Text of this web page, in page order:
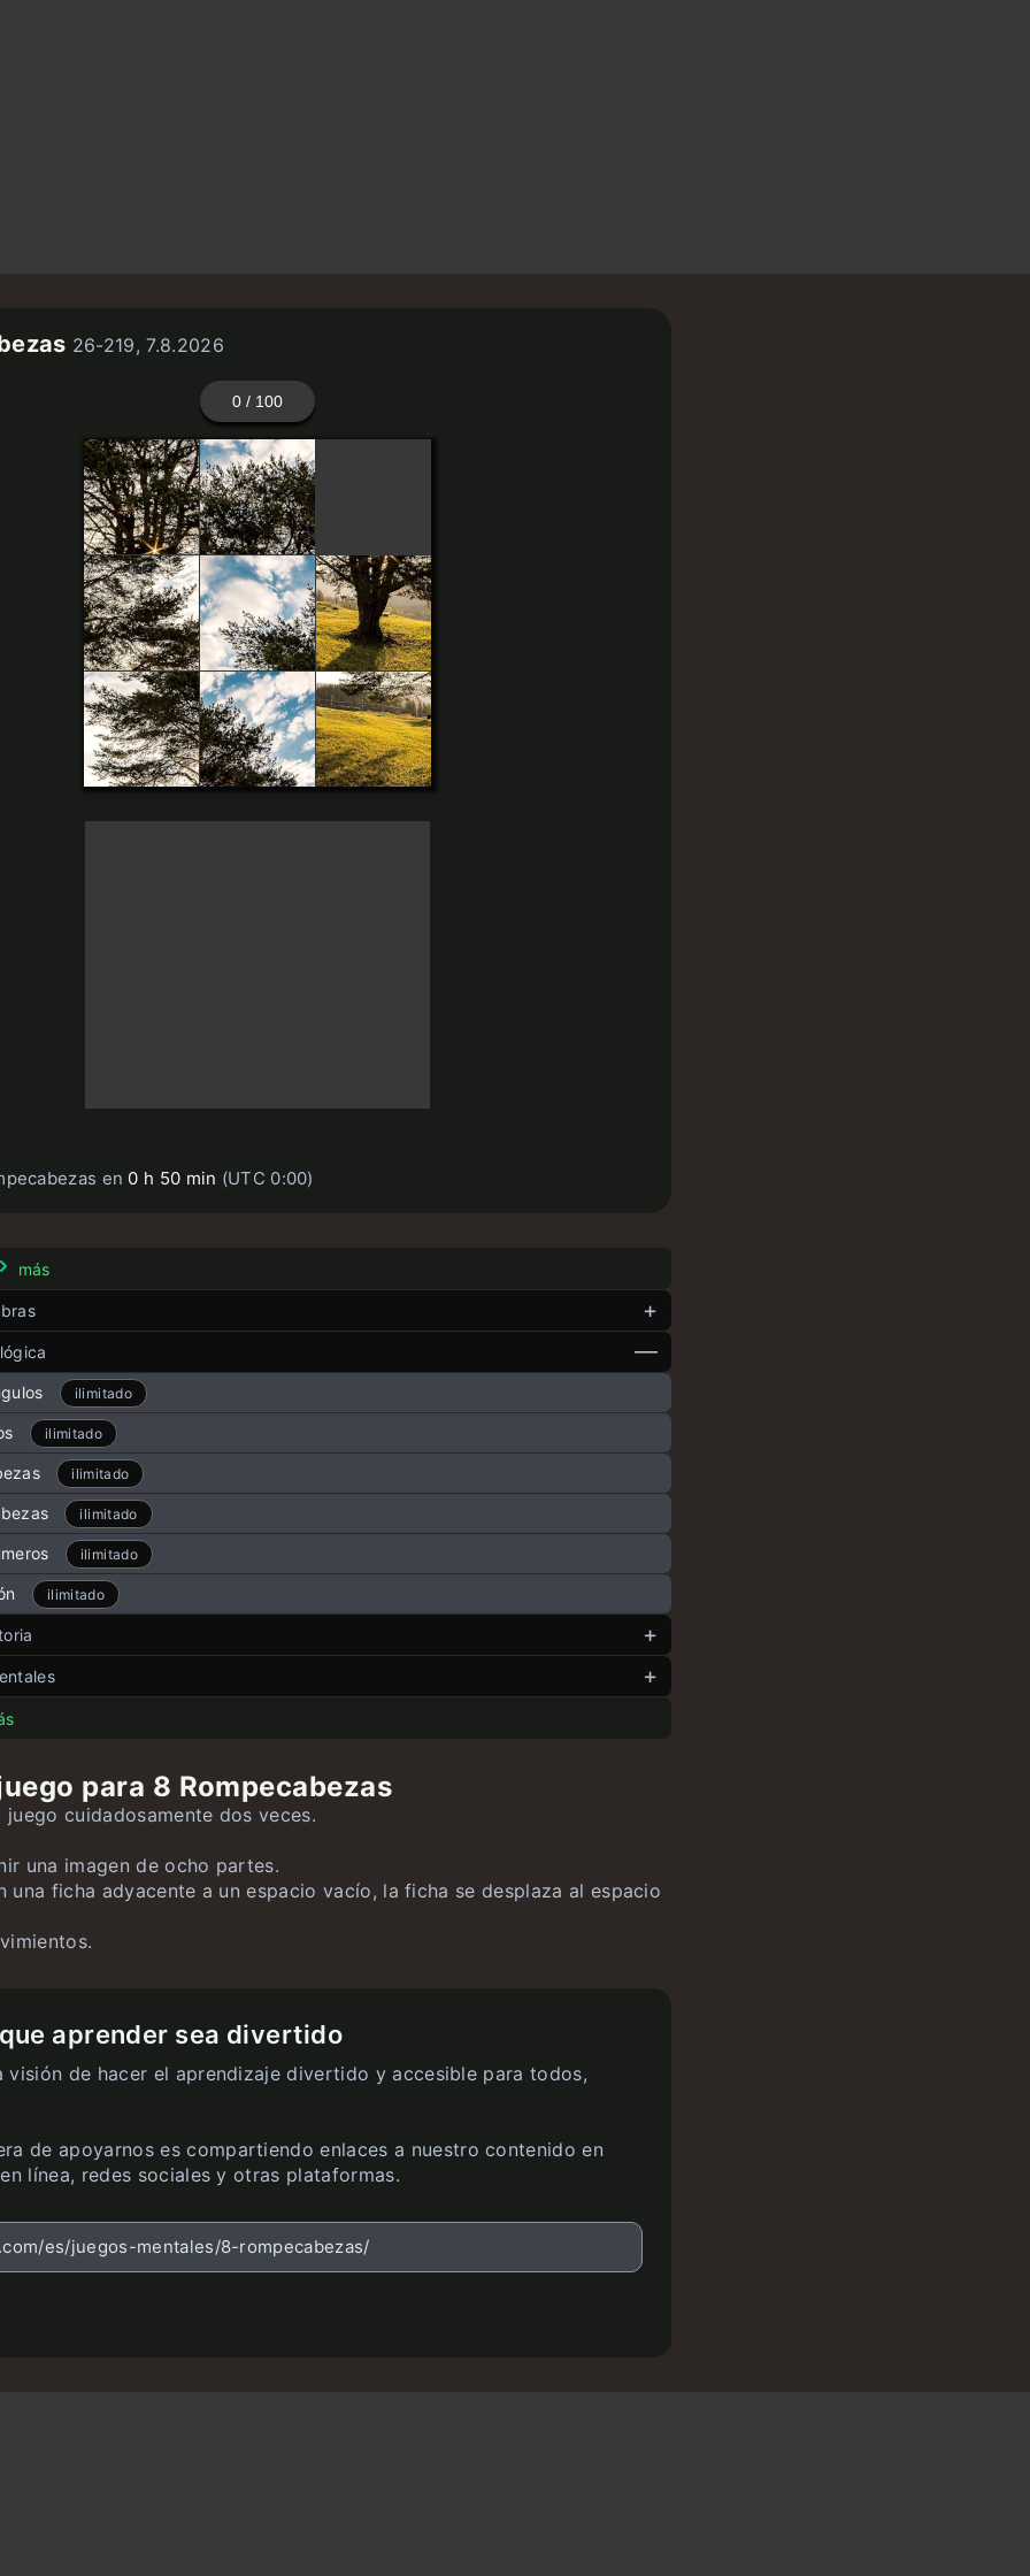
26-219, 7.8.2026
0 / 100
en 0 h 50 min (UTC 0:00)
más
ilimitado
dia ilimitado
ilimitado
ilimitado
ilimitado
ilimitado
ilimitado
ilimitado
ilimitado
de EE.UU. ilimitado
para 8 Rompecabezas
juego cuidadosamente dos veces.
una imagen de ocho partes.
una ficha adyacente a un espacio vacío, la ficha se desplaza al espacio
aprender sea divertido
visión de hacer el aprendizaje divertido y accesible para todos,
de apoyarnos es compartiendo enlaces a nuestro contenido en
línea, redes sociales y otras plataformas.
es/juegos-mentales/8-rompecabezas/